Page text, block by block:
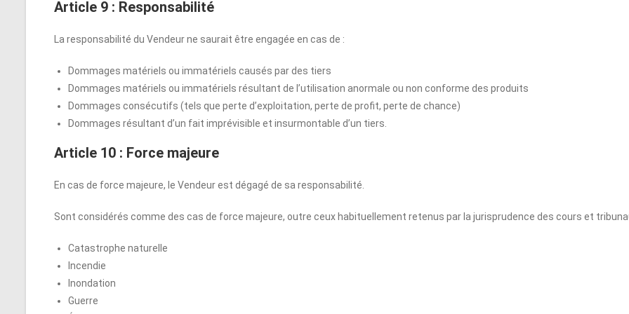
Article 9 : Responsabilité
La responsabilité du Vendeur ne saurait être engagée en cas de :
Dommages matériels ou immatériels causés par des tiers
Dommages matériels ou immatériels résultant de l’utilisation anormale ou non conforme des produits
Dommages consécutifs (tels que perte d’exploitation, perte de profit, perte de chance)
Dommages résultant d’un fait imprévisible et insurmontable d’un tiers.
Article 10 : Force majeure
En cas de force majeure, le Vendeur est dégagé de sa responsabilité.
Sont considérés comme des cas de force majeure, outre ceux habituellement retenus par la jurisprudence des cours et
Catastrophe naturelle
Incendie
Inondation
Guerre